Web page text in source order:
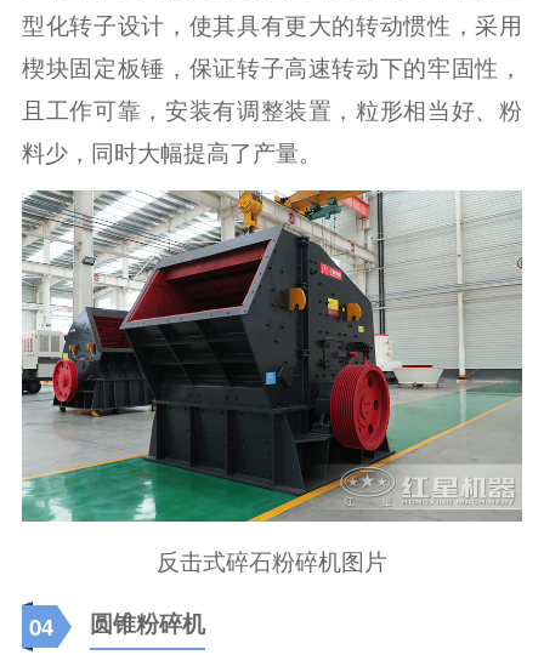
型化转子设计，使其具有更大的转动惯性，采用
楔块固定板锤，保证转子高速转动下的牢固性，
且工作可靠，安装有调整装置，粒形相当好、粉
料少，同时大幅提高了产量。
反击式碎石粉碎机图片
04 圆锥粉碎机